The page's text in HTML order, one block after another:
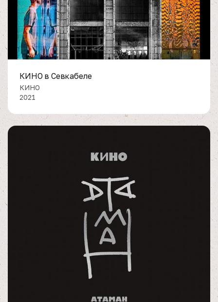
КИНО в Севкабеле
КИНО
2021